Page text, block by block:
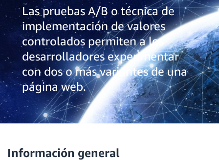
Protección del perímetro
Streaming de video
Búsqueda de contenido
Las pruebas A/B o técnica de
implementación de valores
controlados permiten a los
desarrolladores experimentar
con dos o más variantes de una
página web.
Información general